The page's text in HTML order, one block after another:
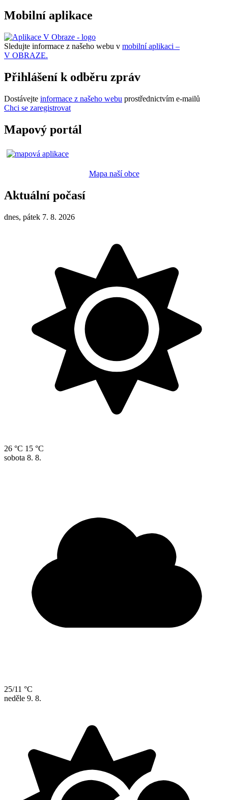
Mobilní aplikace
Sledujte informace z našeho webu v mobilní aplikaci –
V OBRAZE.
Přihlášení k odběru zpráv
Dostávejte informace z našeho webu prostřednictvím e-mailů
Chci se zaregistrovat
Mapový portál
Mapa naší obce
Aktuální počasí
dnes, pátek 7. 8. 2026
26 °C 15 °C
sobota 8. 8.
25/11 °C
neděle 9. 8.